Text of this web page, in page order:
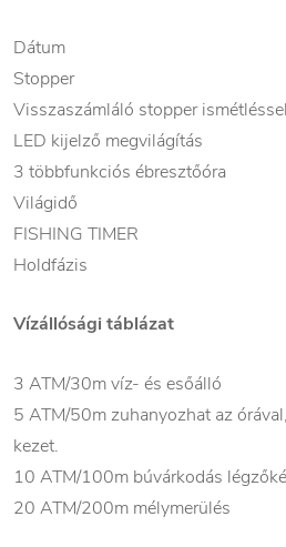
Dátum
Stopper
Visszaszámláló stopper ismétléssel
LED kijelző megvilágítás
3 többfunkciós ébresztőóra
Világidő
FISHING TIMER
Holdfázis
Vízállósági táblázat
3 ATM/30m víz- és esőálló
5 ATM/50m zuhanyozhat az
kezet.
10 ATM/100m búvárkodás
20 ATM/200m mélymerülés